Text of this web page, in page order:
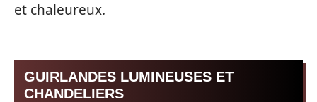
et chaleureux.
GUIRLANDES LUMINEUSES ET
CHANDELIERS